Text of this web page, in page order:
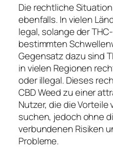
Die rechtliche
ebenfalls. In vielen
legal, solange der
bestimmten
Gegensatz dazu sind
in vielen Regionen
oder illegal. Dieses
CBD Weed zu einer
Nutzer, die die Vorteile
suchen, jedoch ohne
verbundenen Risiken
Probleme.